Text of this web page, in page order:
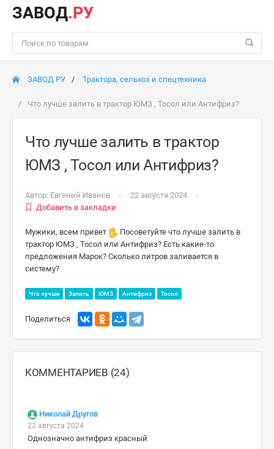
ЗАВОД.РУ
ЗАВОД РУ Трактора, сельхоз и спецтехника
Что лучше залить в трактор ЮМЗ , Тосол или Антифриз?
Что лучше залить в трактор
ЮМЗ , Тосол или Антифриз?
Автор: Евгений Иванов
22 августа 2024
Добавить в закладки
Мужики, всем привет
Посоветуйте что лучше залить в
трактор ЮМЗ , Тосол или Антифриз? Есть какие-то
предложения Марок? Сколько литров заливается в
систему?
Что лучше Залить ЮМЗ Антифриз Тосол
Поделиться
КОММЕНТАРИЕВ (24)
Николай Другов
22 августа 2024
Однозначно антифриз красный